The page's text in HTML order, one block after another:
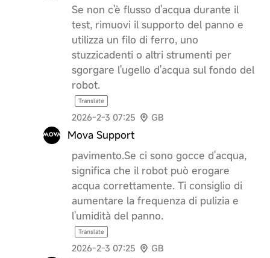
Se non c'è flusso d'acqua durante il
test, rimuovi il supporto del panno e
utilizza un filo di ferro, uno
stuzzicadenti o altri strumenti per
sgorgare l'ugello d'acqua sul fondo del
robot.
Translate
2026-2-3 07:25 GB
Mova Support
pavimento.Se ci sono gocce d'acqua,
significa che il robot può erogare
acqua correttamente. Ti consiglio di
aumentare la frequenza di pulizia e
l'umidità del panno.
Translate
2026-2-3 07:25 GB